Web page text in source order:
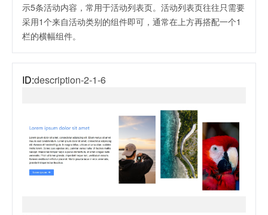
示5条活动内容，常用于活动列表页。活动列表页往往只需要
采用1个来自活动类别的组件即可，通常在上方再搭配一个1
栏的横幅组件。
ID:description-2-1-6